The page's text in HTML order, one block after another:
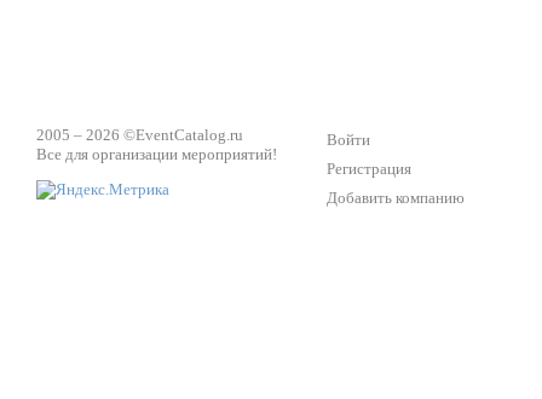
2005 – 2026 ©EventCatalog.ru
Все для организации мероприятий!
Войти
Регистрация
Добавить компанию